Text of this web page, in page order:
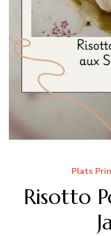
Plats
Risotto